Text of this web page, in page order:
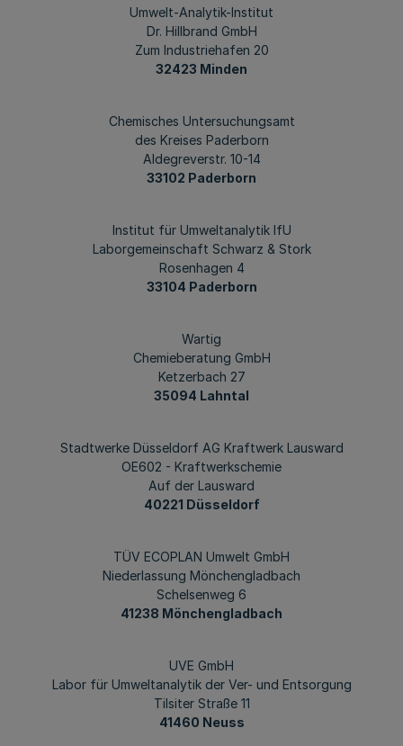
Umwelt-Analytik-Institut
Dr. Hillbrand GmbH
Zum Industriehafen 20
32423 Minden
Chemisches Untersuchungsamt
des Kreises Paderborn
Aldegreverstr. 10-14
33102 Paderborn
Institut für Umweltanalytik IfU
Laborgemeinschaft Schwarz & Stork
Rosenhagen 4
33104 Paderborn
Wartig
Chemieberatung GmbH
Ketzerbach 27
35094 Lahntal
Stadtwerke Düsseldorf AG Kraftwerk Lausward
OE602 - Kraftwerkschemie
Auf der Lausward
40221 Düsseldorf
TÜV ECOPLAN Umwelt GmbH
Niederlassung Mönchengladbach
Schelsenweg 6
41238 Mönchengladbach
UVE GmbH
Labor für Umweltanalytik der Ver- und Entsorgung
Tilsiter Straße 11
41460 Neuss